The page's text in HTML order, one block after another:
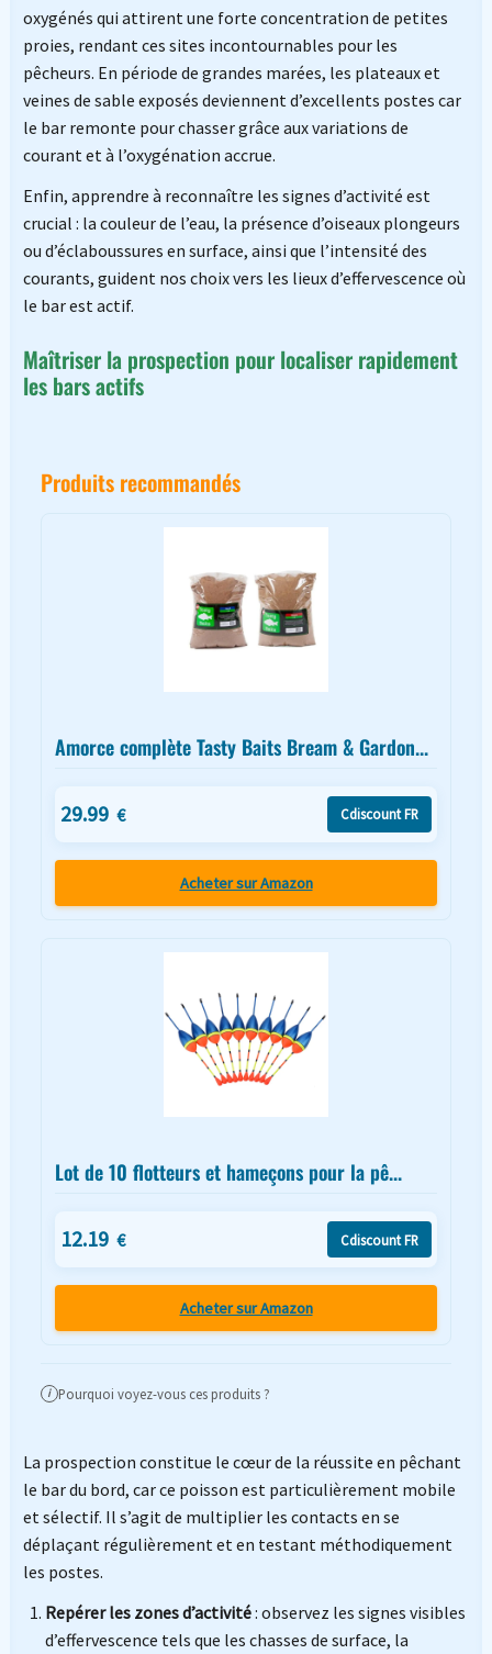
oxygénés qui attirent une forte concentration de petites
proies, rendant ces sites incontournables pour les
pêcheurs. En période de grandes marées, les plateaux et
veines de sable exposés deviennent d’excellents postes car
le bar remonte pour chasser grâce aux variations de
courant et à l’oxygénation accrue.
Enfin, apprendre à reconnaître les signes d’activité est
crucial : la couleur de l’eau, la présence d’oiseaux plongeurs
ou d’éclaboussures en surface, ainsi que l’intensité des
courants, guident nos choix vers les lieux d’effervescence où
le bar est actif.
Maîtriser la prospection pour localiser rapidement
les bars actifs
Produits recommandés
Amorce complète Tasty Baits Bream & Gardon...
29.99 € Cdiscount FR
Acheter sur Amazon
Lot de 10 flotteurs et hameçons pour la pê...
12.19 € Cdiscount FR
Acheter sur Amazon
i Pourquoi voyez-vous ces produits ?
La prospection constitue le cœur de la réussite en pêchant
le bar du bord, car ce poisson est particulièrement mobile
et sélectif. Il s’agit de multiplier les contacts en se
déplaçant régulièrement et en testant méthodiquement
les postes.
Repérer les zones d’activité: observez les signes visibles
d’effervescence tels que les chasses de surface, la